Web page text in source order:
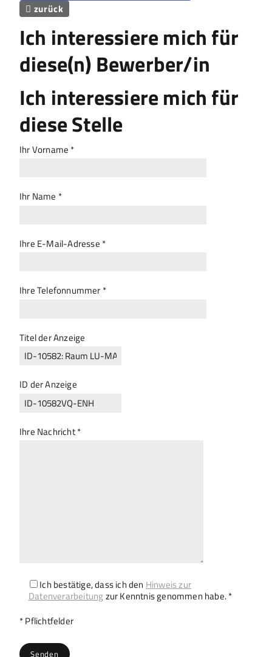
 zurück
Ich interessiere mich für
diese(n) Bewerber/in
Ich interessiere mich für
diese Stelle
Ihr Vorname *
Ihr Name *
Ihre E-Mail-Adresse *
Ihre Telefonnummer *
Titel der Anzeige
ID der Anzeige
Ihre Nachricht *
Ich bestätige, dass ich den Hinweis zur
Datenverarbeitung zur Kenntnis genommen habe. *
Bitte lasse dieses Feld leer.
* Pflichtfelder